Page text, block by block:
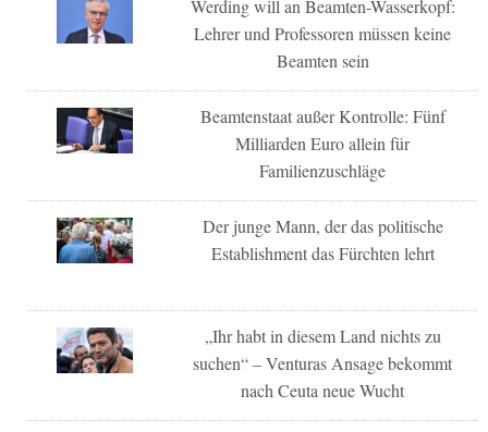
Werding will an Beamten-Wasserkopf:
Lehrer und Professoren müssen keine
Beamten sein
Beamtenstaat außer Kontrolle: Fünf
Milliarden Euro allein für
Familienzuschläge
Der junge Mann, der das politische
Establishment das Fürchten lehrt
„Ihr habt in diesem Land nichts zu
suchen“ – Venturas Ansage bekommt
nach Ceuta neue Wucht